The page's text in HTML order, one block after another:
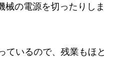
械の電源を切ったりしま
ているので、残業もほと